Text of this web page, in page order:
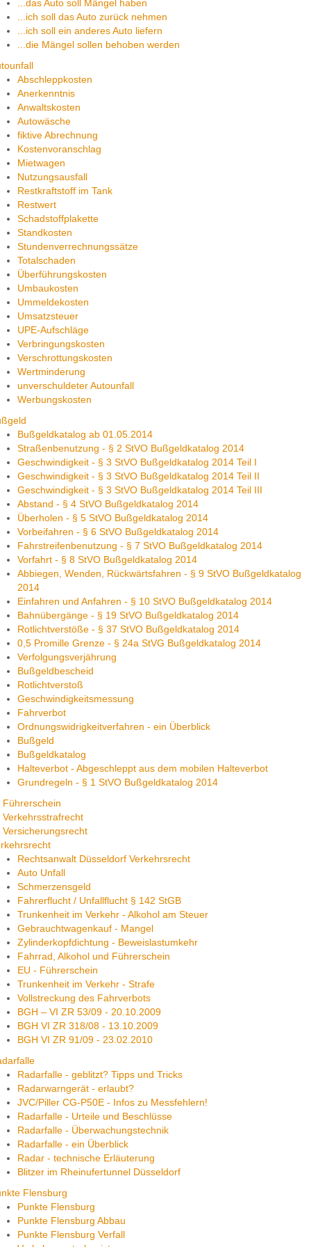
...das Auto soll Mängel haben
...ich soll das Auto zurück nehmen
...ich soll ein anderes Auto liefern
...die Mängel sollen behoben werden
Abschleppkosten
Anerkenntnis
Anwaltskosten
Autowäsche
fiktive Abrechnung
Kostenvoranschlag
Mietwagen
Nutzungsausfall
Restkraftstoff im Tank
Restwert
Schadstoffplakette
Standkosten
Stundenverrechnungssätze
Totalschaden
Überführungskosten
Umbaukosten
Ummeldekosten
Umsatzsteuer
UPE-Aufschläge
Verbringungskosten
Verschrottungskosten
Wertminderung
unverschuldeter Autounfall
Werbungskosten
Bußgeldkatalog ab 01.05.2014
Straßenbenutzung - § 2 StVO Bußgeldkatalog 2014
Geschwindigkeit - § 3 StVO Bußgeldkatalog 2014 Teil I
Geschwindigkeit - § 3 StVO Bußgeldkatalog 2014 Teil II
Geschwindigkeit - § 3 StVO Bußgeldkatalog 2014 Teil III
Abstand - § 4 StVO Bußgeldkatalog 2014
Überholen - § 5 StVO Bußgeldkatalog 2014
Vorbeifahren - § 6 StVO Bußgeldkatalog 2014
Fahrstreifenbenutzung - § 7 StVO Bußgeldkatalog 2014
Vorfahrt - § 8 StVO Bußgeldkatalog 2014
Abbiegen, Wenden, Rückwärtsfahren - § 9 StVO Bußgeldkatalog
2014
Einfahren und Anfahren - § 10 StVO Bußgeldkatalog 2014
Bahnübergänge - § 19 StVO Bußgeldkatalog 2014
Rotlichtverstöße - § 37 StVO Bußgeldkatalog 2014
0,5 Promille Grenze - § 24a StVG Bußgeldkatalog 2014
Verfolgungsverjährung
Bußgeldbescheid
Rotlichtverstoß
Geschwindigkeitsmessung
Fahrverbot
Ordnungswidrigkeitverfahren - ein Überblick
Bußgeld
Bußgeldkatalog
Halteverbot - Abgeschleppt aus dem mobilen Halteverbot
Grundregeln - § 1 StVO Bußgeldkatalog 2014
Führerschein
Verkehrsstrafrecht
Versicherungsrecht
Rechtsanwalt Düsseldorf Verkehrsrecht
Auto Unfall
Schmerzensgeld
Fahrerflucht / Unfallflucht § 142 StGB
Trunkenheit im Verkehr - Alkohol am Steuer
Gebrauchtwagenkauf - Mangel
Zylinderkopfdichtung - Beweislastumkehr
Fahrrad, Alkohol und Führerschein
EU - Führerschein
Trunkenheit im Verkehr - Strafe
Vollstreckung des Fahrverbots
BGH – VI ZR 53/09 - 20.10.2009
BGH VI ZR 318/08 - 13.10.2009
BGH VI ZR 91/09 - 23.02.2010
Radarfalle - geblitzt? Tipps und Tricks
Radarwarngerät - erlaubt?
JVC/Piller CG-P50E - Infos zu Messfehlern!
Radarfalle - Urteile und Beschlüsse
Radarfalle - Überwachungstechnik
Radarfalle - ein Überblick
Radar - technische Erläuterung
Blitzer im Rheinufertunnel Düsseldorf
Flensburg
Punkte Flensburg
Punkte Flensburg Abbau
Punkte Flensburg Verfall